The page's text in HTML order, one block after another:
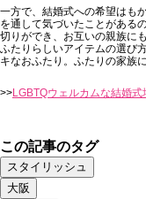
一方で、結婚式への希望はも
を通して気づいたことがある
切りができ、お互いの親族に
ふたりらしいアイテムの選び
キなおふたり。ふたりの家族
>>LGBTQウェルカムな結婚式
この記事のタグ
スタイリッシュ
大阪